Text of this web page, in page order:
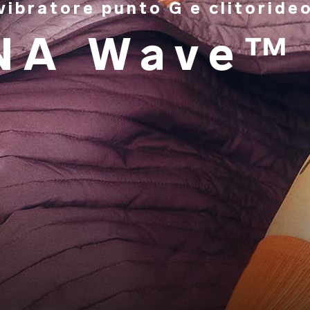
punto G e
Wave™